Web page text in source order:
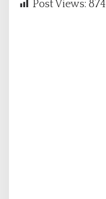
Post Views: 874